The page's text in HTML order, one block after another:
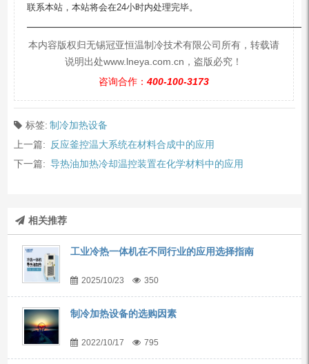
联系本站，本站将会在24小时内处理完毕。
本内容版权归无锡冠亚恒温制冷技术有限公司所有，转载请
说明出处www.lneya.com.cn，盗版必究！
咨询合作： 400-100-3173
标签: 制冷加热设备
上一篇:
反应釜控温大系统在材料合成中的应用
下一篇: 导热油加热冷却温控装置在化学材料中的应用
相关推荐
工业冷热一体机在不同行业的应用选择指南
2025/10/23 350
制冷加热设备的选购因素
2022/10/17 795